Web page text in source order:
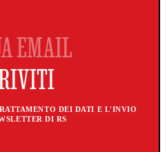
DEI DATI E L'INVIO
DI RS